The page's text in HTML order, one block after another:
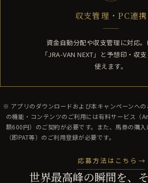
収支管理・PC連携
資金自動分配や収支管理に対応。
「JRA-VAN NEXT」と予想印・収
使えます。
※ アプリのダウンロードおよび本キャンペーンへの
の機能・コンテンツのご利用には有料サービス（
額600円）のご契約が必要です。また、馬券の購
（即PAT等）のご利用登録が必要です。
応募方法はこちら
世界最高峰の瞬間を、そ